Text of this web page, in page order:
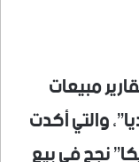
مبيعات
والتي أكدت